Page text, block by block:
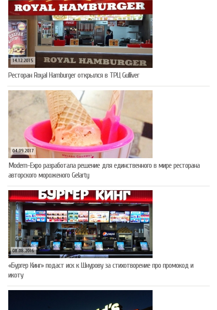
14.12.2015
Ресторан Royal Hamburger открылся в ТРЦ Gulliver
04.09.2017
Modern-Expo разработала решение для единственного в мире ресторана
авторского мороженого Gelarty
08.08.2016
«Бургер Кинг» подаст иск к Шнурову за стихотворение про промокод и
икоту